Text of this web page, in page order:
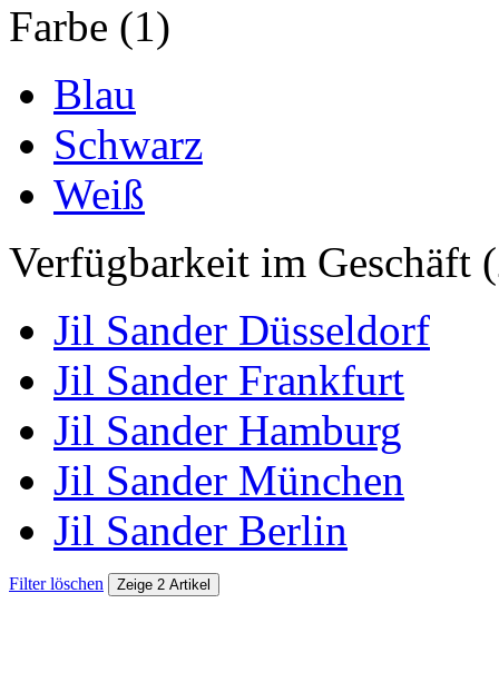
Farbe (1)
Blau
Schwarz
Weiß
Verfügbarkeit im Geschäft
Jil Sander Düsseldorf
Jil Sander Frankfurt
Jil Sander Hamburg
Jil Sander München
Jil Sander Berlin
Filter löschen Zeige 2 Artikel